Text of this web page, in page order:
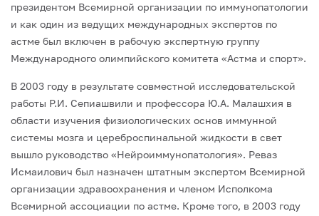
президентом Всемирной организации по иммунопатологии
и как один из ведущих международных экспертов по
астме был включен в рабочую экспертную группу
Международного олимпийского комитета «Астма и спорт».
В 2003 году в результате совместной исследовательской
работы Р.И. Сепиашвили и профессора Ю.А. Малашхия в
области изучения физиологических основ иммунной
системы мозга и цереброспинальной жидкости в свет
вышло руководство «Нейро­иммунопатология». Реваз
Исмаилович был назначен штатным экспертом Всемир­ной
организации здравоохранения и членом Исполкома
Всемирной ассоциации по астме. Кроме того, в 2003 году